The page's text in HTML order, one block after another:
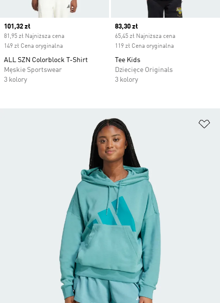
Current price
101,32 zł
81,95 zł Najniższa cena
149 zł Cena oryginalna
ALL SZN Colorblock T-Shirt
Męskie Sportswear
3 kolory
Current price
83,30 zł
65,45 zł Najniższa cena
119 zł Cena oryginalna
Tee Kids
Dziecięce Originals
3 kolory